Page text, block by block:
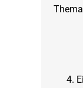
4.